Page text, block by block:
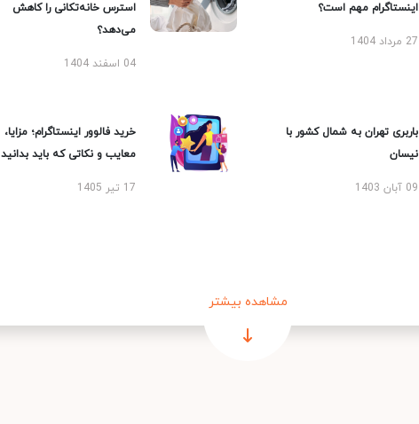
اینستاگرام مهم است؟
27 مرداد 1404
استرس خانه‌تکانی را کاهش
می‌دهد؟
04 اسفند 1404
باربری تهران به شمال کشور با
نیسان
09 آبان 1403
خرید فالوور اینستاگرام؛ مزایا،
معایب و نکاتی که باید بدانید
17 تیر 1405
مشاهده بیشتر